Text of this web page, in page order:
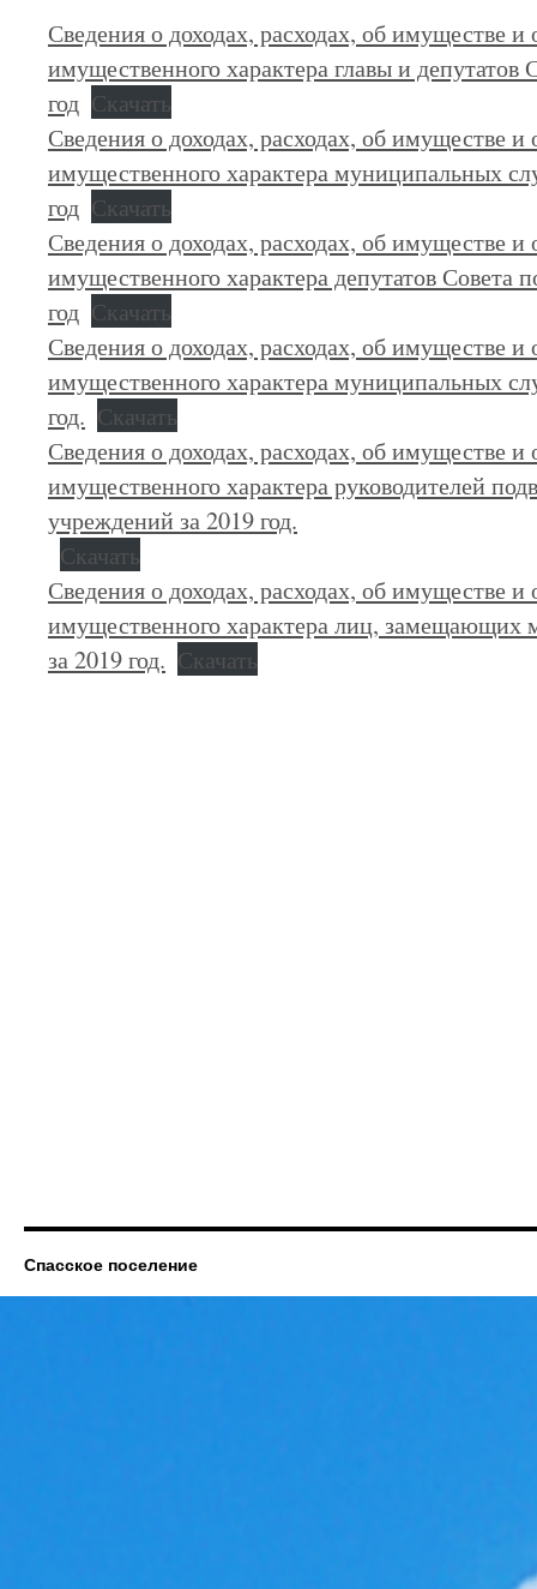
Сведения о доходах, расходах, об имуществе и
имущественного характера главы и депутатов
год Скачать
Сведения о доходах, расходах, об имуществе и
имущественного характера муниципальных
год Скачать
Сведения о доходах, расходах, об имуществе и
имущественного характера депутатов Совета
год Скачать
Сведения о доходах, расходах, об имуществе и
имущественного характера муниципальных
год. Скачать
Сведения о доходах, расходах, об имуществе и
имущественного характера руководителей
учреждений за 2019 год.
Скачать
Сведения о доходах, расходах, об имуществе и
имущественного характера лиц,
за 2019 год. Скачать
Спасское поселение